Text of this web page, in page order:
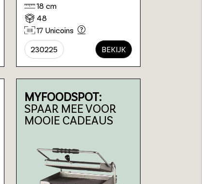
18 cm
48
17 Unicoins
230225 BEKIJK
MYFOODSPOT:
SPAAR MEE VOOR
MOOIE CADEAUS